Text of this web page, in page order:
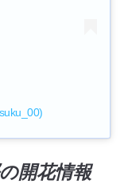
開花情報